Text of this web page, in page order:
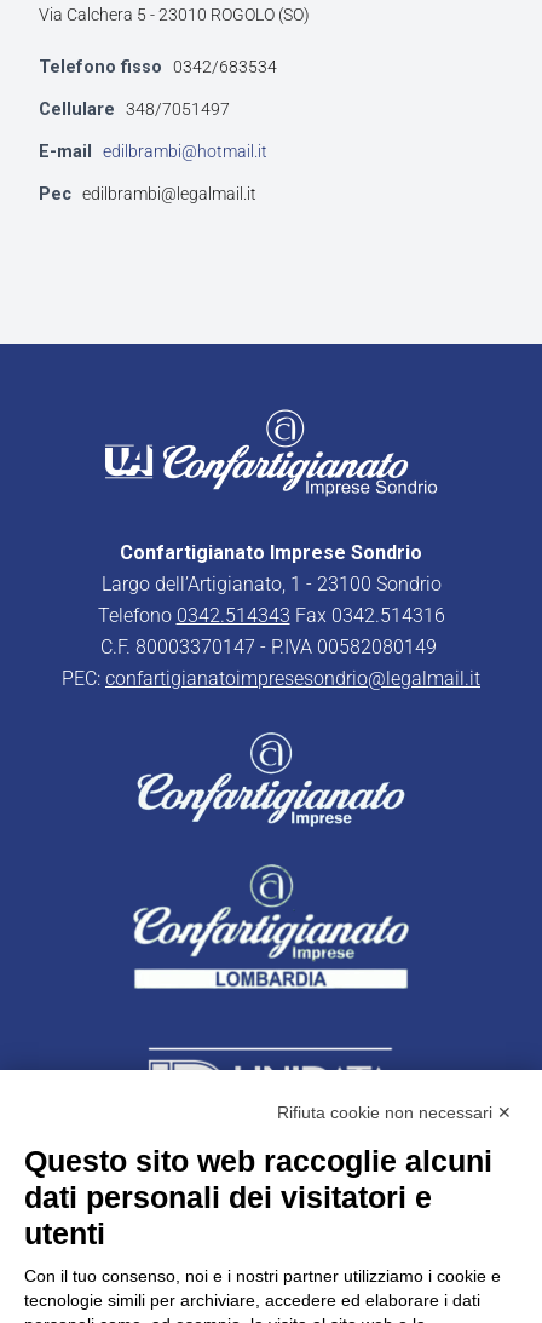
Via Calchera 5 - 23010 ROGOLO (SO)
Telefono fisso 0342/683534
Cellulare 348/7051497
E-mail edilbrambi@hotmail.it
Pec edilbrambi@legalmail.it
Confartigianato Imprese Sondrio
Largo dell’Artigianato, 1 - 23100 Sondrio
Telefono 0342.514343 Fax 0342.514316
C.F. 80003370147 - P.IVA 00582080149
PEC: confartigianatoimpresesondrio@legalmail.it
Unidata s.r.lcon unico socio
Largo dell’Artigianato, 1 - 23100 Sondrio
C.F. 00481790145 - N.REA SO-36426
PEC: unidata.sondrio@legalmail.it
Rifiuta cookie non necessari ✕
Questo sito web raccoglie alcuni
dati personali dei visitatori e
utenti
Con il tuo consenso, noi e i nostri partner utilizziamo i cookie e
tecnologie simili per archiviare, accedere ed elaborare i dati